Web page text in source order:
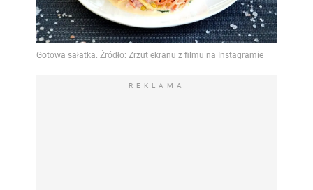
REKLAMA